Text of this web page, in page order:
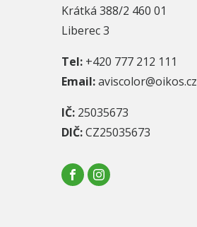
Krátká 388/2 460 01
Liberec 3
Tel: +420 777 212 111
Email:aviscolor@oikos.cz
IČ: 25035673
DIČ:CZ25035673